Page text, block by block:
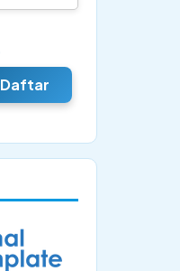
Daftar